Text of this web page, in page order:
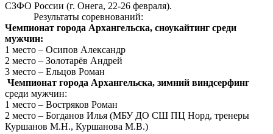
СЗФО России (г. Онега, 22-26 февраля).
Результаты соревнований:
Чемпионат города Архангельска, сноукайтинг среди
мужчин:
1 место – Осипов Александр
2 место – Золотарёв Андрей
3 место – Ельцов Роман
Чемпионат города Архангельска, зимний виндсерфинг
среди мужчин:
1 место – Востряков Роман
2 место – Богданов Илья (МБУ ДО СШ ПЦ Норд, тренеры
Куршанов М.Н., Куршанова М.В.)